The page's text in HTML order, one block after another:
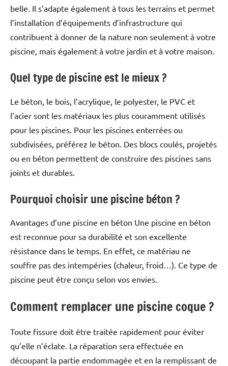
belle. Il s’adapte également à tous les terrains et permet
l’installation d’équipements d’infrastructure qui
contribuent à donner de la nature non seulement à votre
piscine, mais également à votre jardin et à votre maison.
Quel type de piscine est le mieux ?
Le béton, le bois, l’acrylique, le polyester, le PVC et
l’acier sont les matériaux les plus couramment utilisés
pour les piscines. Pour les piscines enterrées ou
subdivisées, préférez le béton. Des blocs coulés, projetés
ou en béton permettent de construire des piscines sans
joints et durables.
Pourquoi choisir une piscine béton ?
Avantages d’une piscine en béton Une piscine en béton
est reconnue pour sa durabilité et son excellente
résistance dans le temps. En effet, ce matériau ne
souffre pas des intempéries (chaleur, froid…). Ce type de
piscine peut être conçu selon vos envies.
Comment remplacer une piscine coque ?
Toute fissure doit être traitée rapidement pour éviter
qu’elle n’éclate. La réparation sera effectuée en
découpant la partie endommagée et en la remplissant de